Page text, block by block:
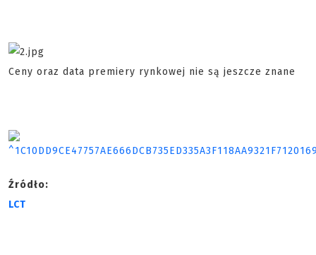
Ceny oraz data premiery rynkowej nie są jeszcze znane
Źródło:
LCT